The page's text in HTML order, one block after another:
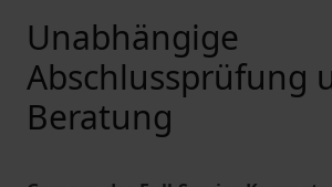
Unabhängige
Abschlussprüfung
Beratung